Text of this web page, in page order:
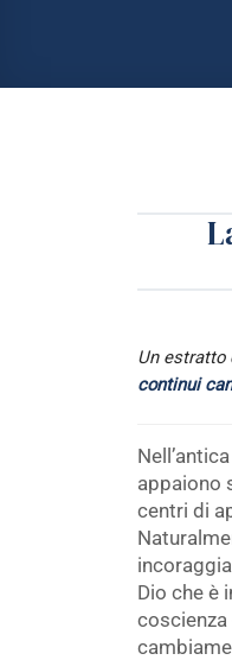
Un estratto
continui
appaiono
centri di
Dio che è